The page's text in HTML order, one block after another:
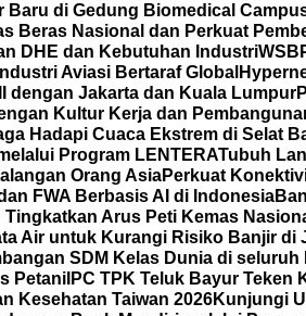
di Gedung Biomedical
Beras Nasional dan Perkuat
DHE dan Kebutuhan Industri
Aviasi Bertaraf Global
dengan Jakarta dan Kuala Lumpur
Kultur Kerja dan
Hadapi Cuaca Ekstrem di Selat
Program LENTERATubuh
Orang AsiaPerkuat
FWA Berbasis AI di Indonesia
Arus Peti Kemas
Air untuk Kurangi Risiko Banjir
SDM Kelas Dunia di seluruh
Petani IPC TPK Teluk Bayur
Kesehatan Taiwan 2026Kunjungi